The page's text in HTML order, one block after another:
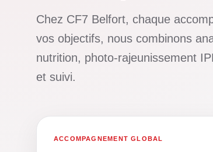
Chez CF7 Belfort, chaque
vos objectifs, nous combinons
nutrition, photo-rajeunissement
et suivi.
01
ACCOMPAGNEMENT GLOBAL